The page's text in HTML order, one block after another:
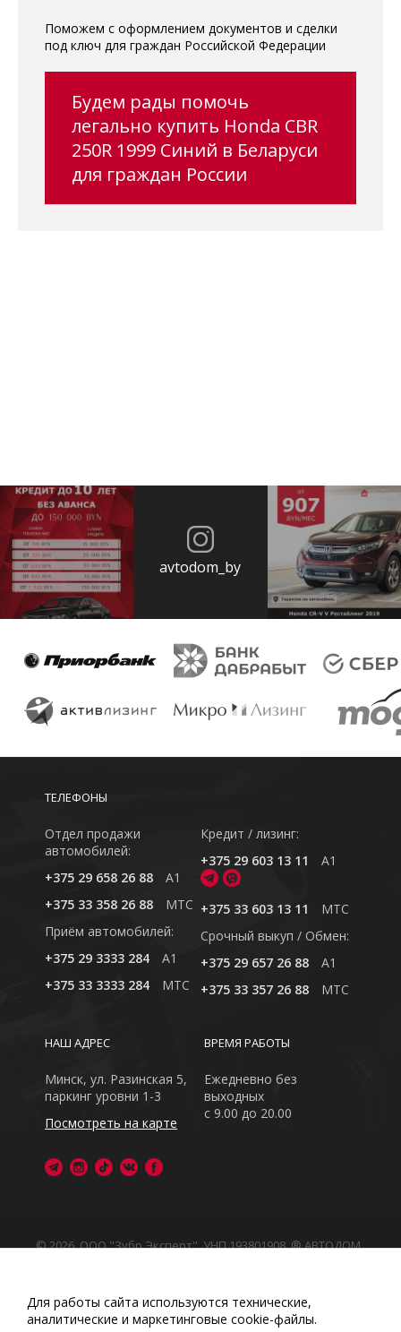
Поможем с оформлением документов и сделки
под ключ для граждан Российской Федерации
Будем рады помочь
легально купить Honda CBR
250R 1999 Синий в Беларуси
для граждан России
avtodom_by
ТЕЛЕФОНЫ
Отдел продажи
автомобилей:
+375 29 658 26 88
A1
+375 33 358 26 88
MTC
Приём автомобилей:
+375 29 3333 284
A1
+375 33 3333 284
MTC
Кредит / лизинг:
+375 29 603 13 11
A1
+375 33 603 13 11
MTC
Cрочный выкуп / Обмен:
+375 29 657 26 88
A1
+375 33 357 26 88
MTC
ВРЕМЯ РАБОТЫ
Ежедневно без
выходных
с 9.00 до 20.00
НАШ АДРЕС
Минск, ул. Разинская 5,
паркинг уровни 1-3
Посмотреть на карте
© 2026, ООО "Зубр Эксперт", УНП 193801908. ® АВТОДОМ
Обращаем Ваше внимание на то, что данный интернет-
сайт носит исключительно информационный характер
Любое использование либо копирование материалов
Для работы сайта используются технические,
аналитические и маркетинговые сооkіе-файлы.